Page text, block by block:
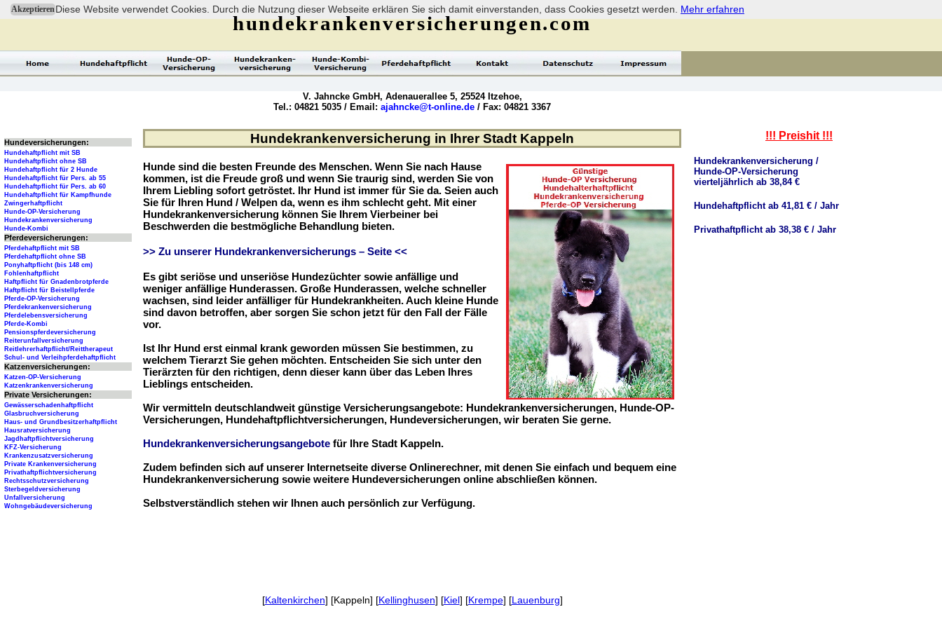
AkzeptierenDiese Website verwendet Cookies. Durch die Nutzung dieser Webseite erklären Sie sich damit einverstanden, dass Cookies gesetzt werden. Mehr erfahren
Hundekrankenversicherung in Ihrer Stadt Kappeln
Hunde sind die besten Freunde des Menschen. Wenn Sie nach Hause
kommen, ist die Freude groß und wenn Sie traurig sind, werden Sie von
Ihrem Liebling sofort getröstet. Ihr Hund ist immer für Sie da. Seien auch
Sie für Ihren Hund / Welpen da, wenn es ihm schlecht geht. Mit einer
Hundekrankenversicherung können Sie Ihrem Vierbeiner bei
Beschwerden die bestmögliche Behandlung bieten.
>> Zu unserer Hundekrankenversicherungs – Seite <<
Es gibt seriöse und unseriöse Hundezüchter sowie anfällige und
weniger anfällige Hunderassen. Große Hunderassen, welche schneller
wachsen, sind leider anfälliger für Hundekrankheiten. Auch kleine Hunde
sind davon betroffen, aber sorgen Sie schon jetzt für den Fall der Fälle
vor.
Ist Ihr Hund erst einmal krank geworden müssen Sie bestimmen, zu
welchem Tierarzt Sie gehen möchten. Entscheiden Sie sich unter den
Tierärzten für den richtigen, denn dieser kann über das Leben Ihres
Lieblings entscheiden.
Wir vermitteln deutschlandweit günstige Versicherungsangebote: Hundekrankenversicherungen, Hunde-OP-
Versicherungen, Hundehaftpflichtversicherungen, Hundeversicherungen, wir beraten Sie gerne.
Hundekrankenversicherungsangebote für Ihre Stadt Kappeln.
Zudem befinden sich auf unserer Internetseite diverse Onlinerechner, mit denen Sie einfach und bequem eine
Hundekrankenversicherung sowie weitere Hundeversicherungen online abschließen können.
Selbstverständlich stehen wir Ihnen auch persönlich zur Verfügung.
Hundeversicherungen:
Hundehaftpflicht mit SB
Hundehaftpflicht ohne SB
Hundehaftpflicht für 2 Hunde
Hundehaftpflicht für Pers. ab 55
Hundehaftpflicht für Pers. ab 60
Hundehaftpflicht für Kampfhunde
Zwingerhaftpflicht
Hunde-OP-Versicherung
Hundekrankenversicherung
Hunde-Kombi
Pferdeversicherungen:
Pferdehaftpflicht mit SB
Pferdehaftpflicht ohne SB
Ponyhaftpflicht (bis 148 cm)
Fohlenhaftpflicht
Haftpflicht für Gnadenbrotpferde
Haftpflicht für Beistellpferde
Pferde-OP-Versicherung
Pferdekrankenversicherung
Pferdelebensversicherung
Pferde-Kombi
Pensionspferdeversicherung
Reiterunfallversicherung
Reitlehrerhaftpflicht/Reittherapeut
Schul- und Verleihpferdehaftpflicht
Katzenversicherungen:
Katzen-OP-Versicherung
Katzenkrankenversicherung
Private Versicherungen:
Gewässerschadenhaftpflicht
Glasbruchversicherung
Haus- und Grundbesitzerhaftpflicht
Hausratversicherung
Jagdhaftpflichtversicherung
KFZ-Versicherung
Krankenzusatzversicherung
Private Krankenversicherung
Privathaftpflichtversicherung
Rechtsschutzversicherung
Sterbegeldversicherung
Unfallversicherung
Wohngebäudeversicherung
hundekrankenversicherungen.com
V. Jahncke GmbH, Adenauerallee 5, 25524 Itzehoe,
Tel.: 04821 5035 / Email: ajahncke@t-online.de / Fax: 04821 3367
!!! Preishit !!!
Hundekrankenversicherung /
Hunde-OP-Versicherung
vierteljährlich ab 38,84 €
Hundehaftpflicht ab 41,81 € / Jahr
Privathaftpflicht ab 38,38 € / Jahr
[Kaltenkirchen] [Kappeln] [Kellinghusen] [Kiel] [Krempe] [Lauenburg]